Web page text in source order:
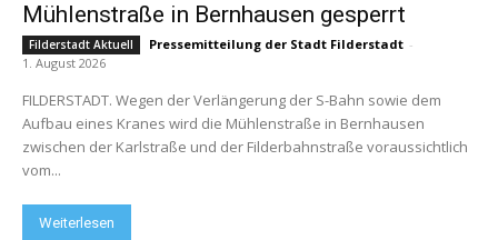
Mühlenstraße in Bernhausen gesperrt
Filderstadt Aktuell Pressemitteilung der Stadt Filderstadt -
1. August 2026
FILDERSTADT. Wegen der Verlängerung der S-Bahn sowie dem
Aufbau eines Kranes wird die Mühlenstraße in Bernhausen
zwischen der Karlstraße und der Filderbahnstraße voraussichtlich
vom...
Weiterlesen